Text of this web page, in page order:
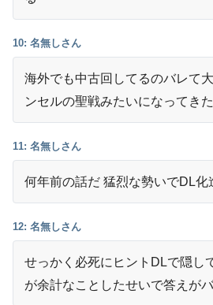
10: 名無しさん
海外でも中古回してるのバレて
ンセルの聖戦みたいになってきた
11: 名無しさん
何年前の話だ 猛烈な勢いでDL化
12: 名無しさん
せっかく必死にヒントDLで隠し
が余計なことしたせいで答えが